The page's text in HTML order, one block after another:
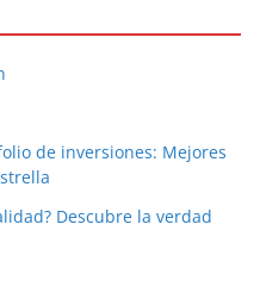
de inversiones: Mejores
Descubre la verdad